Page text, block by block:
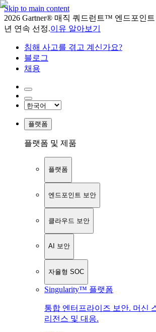
Skip to main content
2026 Gartner® 매직 쿼드런트™ 엔드포인
년 연속 선정.이유 알아보기
침해 사고를 겪고 계신가요?
블로그
채용
플랫폼
플랫폼 및 제품
플랫폼
엔드포인트 보안
클라우드 보안
AI 보안
자율형 SOC
Singularity™ 플랫폼
통합 엔터프라이즈 보안. 머신
리전스 및 대응.